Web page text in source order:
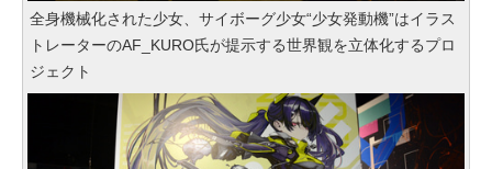
全身機械化された少女、サイボーグ少女“少女発動機”はイラス
トレーターのAF_KURO氏が提示する世界観を立体化するプロ
ジェクト